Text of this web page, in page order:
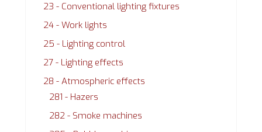
23 - Conventional lighting fixtures
24 - Work lights
25 - Lighting control
27 - Lighting effects
28 - Atmospheric effects
281 - Hazers
282 - Smoke machines